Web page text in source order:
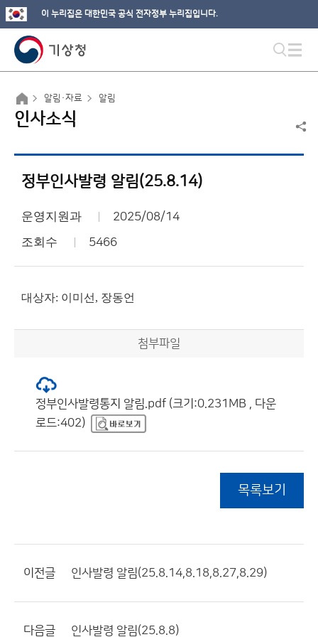
이 누리집은 대한민국 공식 전자정부 누리집입니다.
알림·자료 알림
인사소식
정부인사발령 알림(25.8.14)
운영지원과 2025/08/14
조회수 5466
대상자: 이미선, 장동언
첨부파일
정부인사발령통지 알림.pdf (크기:0.231MB , 다운
로드:402)
목록보기
이전글 인사발령 알림(25.8.14,8.18,8.27,8.29)
다음글 인사발령 알림(25.8.8)